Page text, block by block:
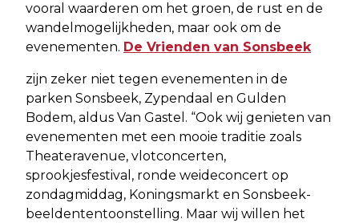
vooral waarderen om het groen, de rust en de
wandelmogelijkheden, maar ook om de
evenementen. De Vrienden van Sonsbeek
zijn zeker niet tegen evenementen in de
parken Sonsbeek, Zypendaal en Gulden
Bodem, aldus Van Gastel. “Ook wij genieten van
evenementen met een mooie traditie zoals
Theateravenue, vlotconcerten,
sprookjesfestival, ronde weideconcert op
zondagmiddag, Koningsmarkt en Sonsbeek-
beeldententoonstelling. Maar wij willen het